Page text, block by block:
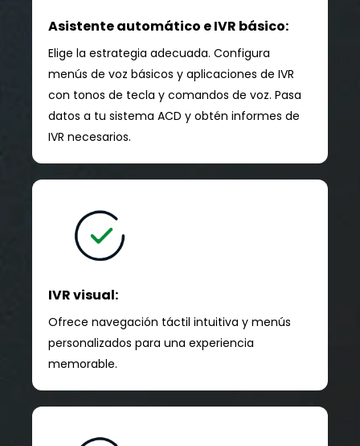
Asistente automático e IVR básico:
Elige la estrategia adecuada. Configura
menús de voz básicos y aplicaciones de IVR
con tonos de tecla y comandos de voz. Pasa
datos a tu sistema ACD y obtén informes de
IVR necesarios.
IVR visual:
Ofrece navegación táctil intuitiva y menús
personalizados para una experiencia
memorable.